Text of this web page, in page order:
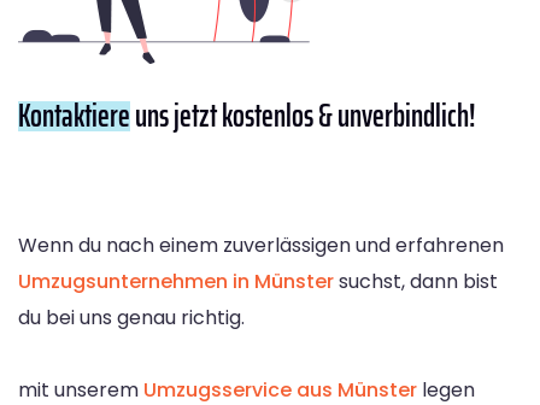
Kontaktiereuns jetzt kostenlos & unverbindlich!
Wenn du nach einem zuverlässigen und erfahrenen
Umzugsunternehmen in Münstersuchst, dann bist
du bei uns genau richtig.
mit unserem Umzugsservice aus Münster legen